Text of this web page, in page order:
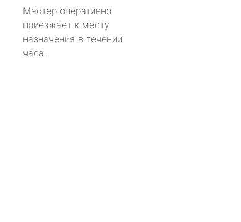
Мастер оперативно
приезжает к месту
назначения в течении
часа.